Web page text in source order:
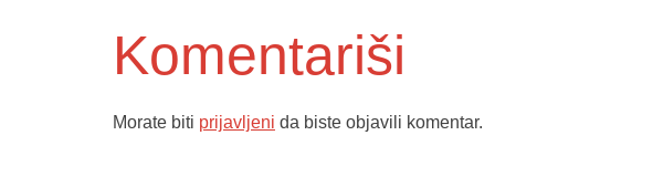
Komentariši
Morate biti prijavljeni da biste objavili komentar.